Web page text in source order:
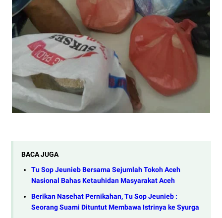
BACA JUGA
Tu Sop Jeunieb Bersama Sejumlah Tokoh Aceh
Nasional Bahas Ketauhidan Masyarakat Aceh
Berikan Nasehat Pernikahan, Tu Sop Jeunieb :
Seorang Suami Dituntut Membawa Istrinya ke Syurga